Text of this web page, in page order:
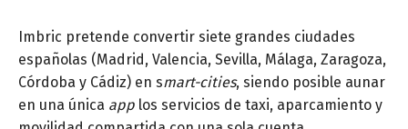
Imbric pretende convertir siete grandes ciudades
españolas (Madrid, Valencia, Sevilla, Málaga, Zaragoza,
Córdoba y Cádiz) en smart-cities, siendo posible aunar
en una única app los servicios de taxi, aparcamiento y